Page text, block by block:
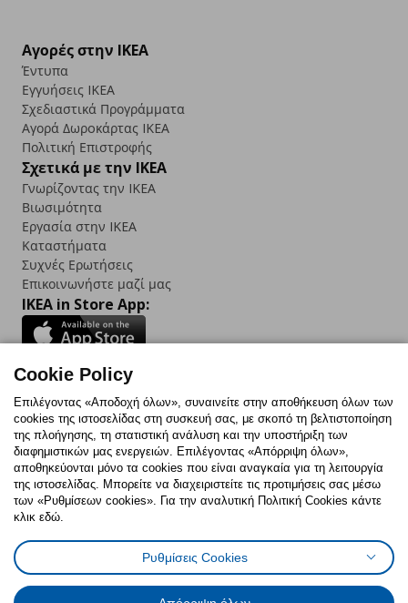
Αγορές στην IKEA
Έντυπα
Εγγυήσεις IKEA
Σχεδιαστικά Προγράμματα
Αγορά Δωρoκάρτας IKEA
Πολιτική Επιστροφής
Σχετικά με την IKEA
Γνωρίζοντας την IKEA
Βιωσιμότητα
Εργασία στην IKEA
Καταστήματα
Συχνές Ερωτήσεις
Επικοινωνήστε μαζί μας
IKEA in Store App:
Follow us:
FacebookInstagram
TikTokYoutubePinterestTwitter
Πολιτική CookiesΔήλωση ψηφιακής προσβασιμότητας
Ρυθμίσεις cookiesΌροι Χρήσης
Γενική Πολιτική Προσωπικών Δεδομένων
Πολιτική Προσωπικών Δεδομένων για ΙΚΕΑ.gr
Cookie Policy
Επιλέγοντας «Αποδοχή όλων», συναινείτε στην αποθήκευση όλων των
cookies της ιστοσελίδας στη συσκευή σας, με σκοπό τη βελτιστοποίηση
της πλοήγησης, τη στατιστική ανάλυση και την υποστήριξη των
διαφημιστικών μας ενεργειών. Επιλέγοντας «Απόρριψη όλων»,
αποθηκεύονται μόνο τα cookies που είναι αναγκαία για τη λειτουργία
της ιστοσελίδας. Μπορείτε να διαχειριστείτε τις προτιμήσεις σας μέσω
των «Ρυθμίσεων cookies». Για την αναλυτική Πολιτική Cookies κάντε
κλικ εδώ.
Ρυθμίσεις Cookies